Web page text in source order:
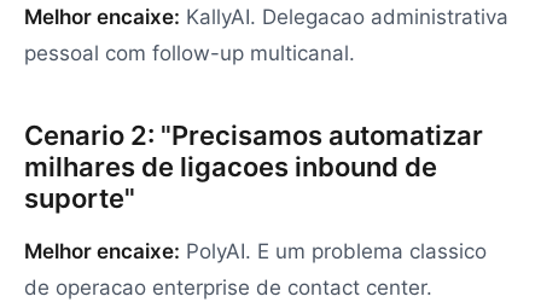
Melhor encaixe: KallyAI. Delegacao administrativa
pessoal com follow-up multicanal.
Cenario 2: "Precisamos automatizar
milhares de ligacoes inbound de
suporte"
Melhor encaixe: PolyAI. E um problema classico
de operacao enterprise de contact center.